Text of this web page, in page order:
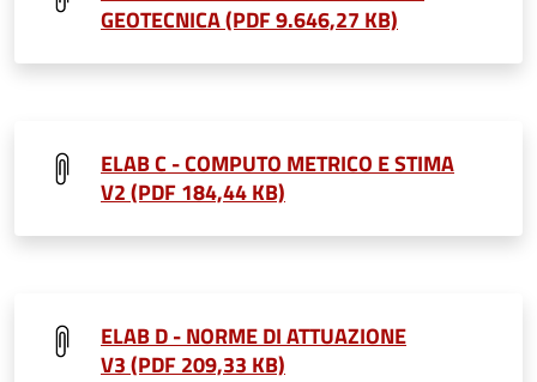
GEOTECNICA (PDF 9.646,27 KB)
ELAB C - COMPUTO METRICO E STIMA
V2 (PDF 184,44 KB)
ELAB D - NORME DI ATTUAZIONE
V3 (PDF 209,33 KB)